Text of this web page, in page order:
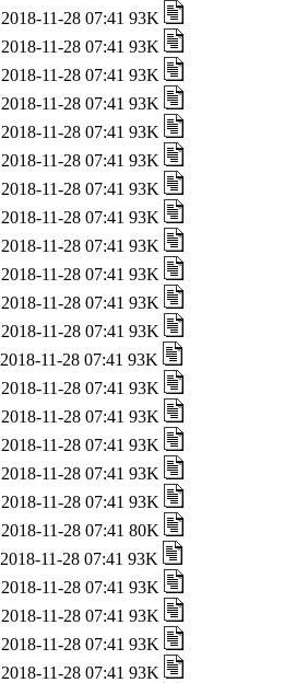
2018-11-28 07:41 93K
2018-11-28 07:41 93K
2018-11-28 07:41 93K
2018-11-28 07:41 93K
2018-11-28 07:41 93K
2018-11-28 07:41 93K
2018-11-28 07:41 93K
2018-11-28 07:41 93K
2018-11-28 07:41 93K
2018-11-28 07:41 93K
2018-11-28 07:41 93K
2018-11-28 07:41 93K
2018-11-28 07:41 93K
2018-11-28 07:41 93K
2018-11-28 07:41 93K
2018-11-28 07:41 93K
2018-11-28 07:41 93K
2018-11-28 07:41 93K
2018-11-28 07:41 80K
2018-11-28 07:41 93K
2018-11-28 07:41 93K
2018-11-28 07:41 93K
2018-11-28 07:41 93K
2018-11-28 07:41 93K